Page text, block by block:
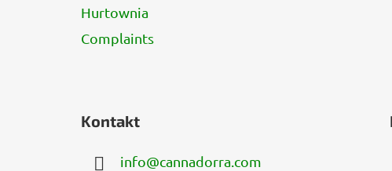
Hurtownia
Complaints
Kontakt
info@cannadorra.com